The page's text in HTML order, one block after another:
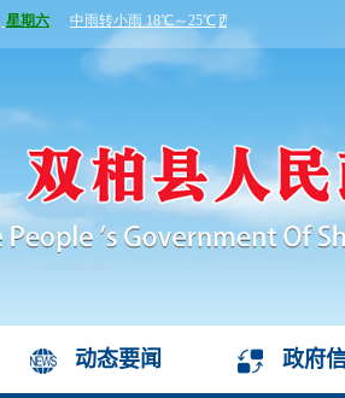
动态要闻 政府